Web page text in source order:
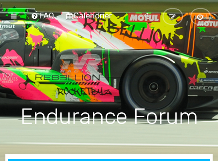
FAQ Calendrier
Endurance Forum